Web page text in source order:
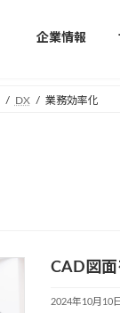
企業情報
DX 業務効率化
CAD図
2024年10月10日